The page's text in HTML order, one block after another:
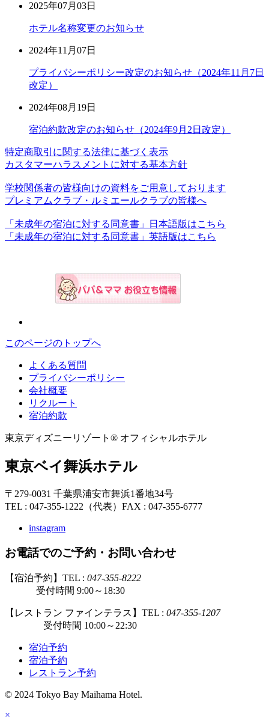
2025年07月03日
ホテル名称変更のお知らせ
2024年11月07日
プライバシーポリシー改定のお知らせ（2024年11月7日
改定）
2024年08月19日
宿泊約款改定のお知らせ（2024年9月2日改定）
特定商取引に関する法律に基づく表示
カスタマーハラスメントに対する基本方針
学校関係者の皆様向けの資料をご用意しております
プレミアムクラブ・ルミエールクラブの皆様へ
「未成年の宿泊に対する同意書」日本語版はこちら
「未成年の宿泊に対する同意書」英語版はこちら
このページのトップへ
よくある質問
プライバシーポリシー
会社概要
リクルート
宿泊約款
東京ディズニーリゾート® オフィシャルホテル
東京ベイ舞浜ホテル
〒279-0031 千葉県浦安市舞浜1番地34号
TEL : 047-355-1222（代表） FAX : 047-355-6777
instagram
お電話でのご予約・お問い合わせ
【宿泊予約】TEL : 047-355-8222
受付時間 9:00～18:30
【レストラン ファインテラス】TEL : 047-355-1207
受付時間 10:00～22:30
宿泊予約
宿泊予約
レストラン予約
© 2024 Tokyo Bay Maihama Hotel.
×